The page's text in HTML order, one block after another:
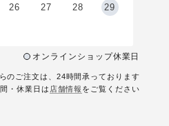
26 27 28 29
オンラインショップ休業日
のご注文は、24時間承っております
・休業日は 店舗情報 をご覧ください